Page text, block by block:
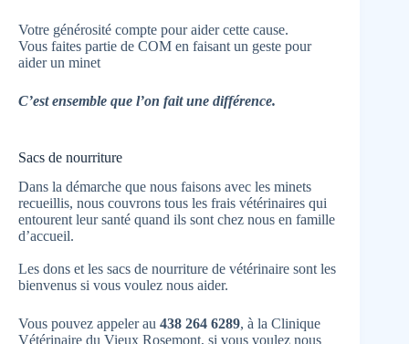
Votre générosité compte pour aider cette cause.
Vous faites partie de COM en faisant un geste pour
aider un minet
C’est ensemble que l’on fait une différence.
Sacs de nourriture
Dans la démarche que nous faisons avec les minets
recueillis, nous couvrons tous les frais vétérinaires qui
entourent leur santé quand ils sont chez nous en famille
d’accueil.
Les dons et les sacs de nourriture de vétérinaire sont les
bienvenus si vous voulez nous aider.
Vous pouvez appeler au 438 264 6289, à la Clinique
Vétérinaire du Vieux Rosemont, si vous voulez nous